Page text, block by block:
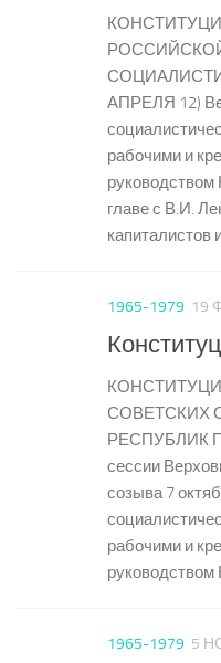
АПРЕЛЯ 12)
рабочими и
руководством
главе с В.И.
капиталистов
1965-1979 19
СОВЕТСКИХ
РЕСПУБЛИК
сессии
созыва 7
рабочими и
руководством
1965-1979 5